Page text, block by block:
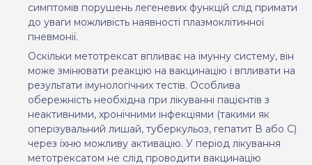
симптомів порушень легеневих функцій слід примати
до уваги можливість наявності плазмоклітинної
пневмонії.
Оскільки метотрексат впливає на імунну систему, він
може змінювати реакцію на вакцинацію і впливати на
результати імунологічних тестів. Особлива
обережність необхідна при лікуванні пацієнтів з
неактивними, хронічними інфекціями (такими як
оперізувальний лишай, туберкульоз, гепатит В або С)
через їхню можливу активацію. У період лікування
метотрексатом не слід проводити вакцинацію